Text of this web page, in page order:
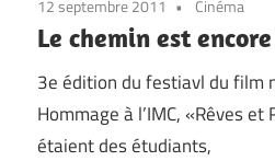
12 septembre 2011 Cinéma
Le chemin est
3e édition du festiavl du film
Hommage à l’IMC, «Rêves
étaient des étudiants,